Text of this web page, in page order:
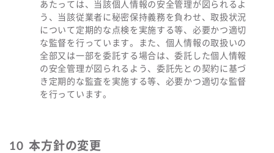
あたっては、当該個人情報の安全管理が図られるよ
う、当該従業者に秘密保持義務を負わせ、取扱状況
について定期的な点検を実施する等、必要かつ適切
な監督を行っています。また、個人情報の取扱いの
全部又は一部を委託する場合は、委託した個人情報
の安全管理が図られるよう、委託先との契約に基づ
き定期的な監査を実施する等、必要かつ適切な監督
を行っています。
本方針の変更